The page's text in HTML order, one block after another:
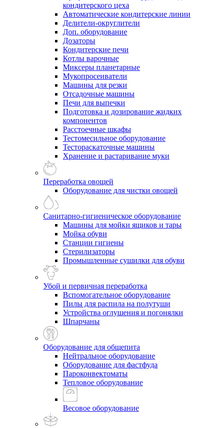
кондитерского цеха
Автоматические кондитерские линии
Делители-округлители
Доп. оборудование
Дозаторы
Кондитерские печи
Котлы варочные
Миксеры планетарные
Мукопросеиватели
Машины для резки
Отсадочные машины
Печи для выпечки
Подготовка и дозирование жидких
компонентов
Расстоечные шкафы
Тестомесильное оборудование
Тестораскаточные машины
Хранение и растаривание муки
Переработка овощей
Оборудование для чистки овощей
Санитарно-гигиеническое оборудование
Машины для мойки ящиков и тары
Мойка обуви
Станции гигиены
Стерилизаторы
Промышленные сушилки для обуви
Убой и первичная переработка
Вспомогательное оборудование
Пилы для распила на полутуши
Устройства оглушения и погонялки
Шпарчаны
Оборудование для общепита
Нейтральное оборудование
Оборудование для фастфуда
Пароконвектоматы
Тепловое оборудование
Весовое оборудование